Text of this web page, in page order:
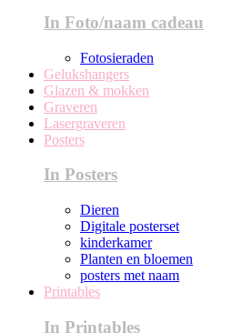
In Foto/naam cadeau
Fotosieraden
Gelukshangers
Glazen & mokken
Graveren
Lasergraveren
Posters
In Posters
Dieren
Digitale posterset
kinderkamer
Planten en bloemen
posters met naam
Printables
In Printables